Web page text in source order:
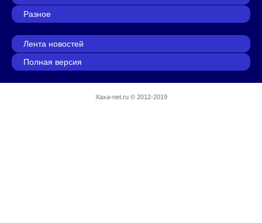
Разное
Лента новостей
Полная версия
Xaxa-net.ru© 2012-2019